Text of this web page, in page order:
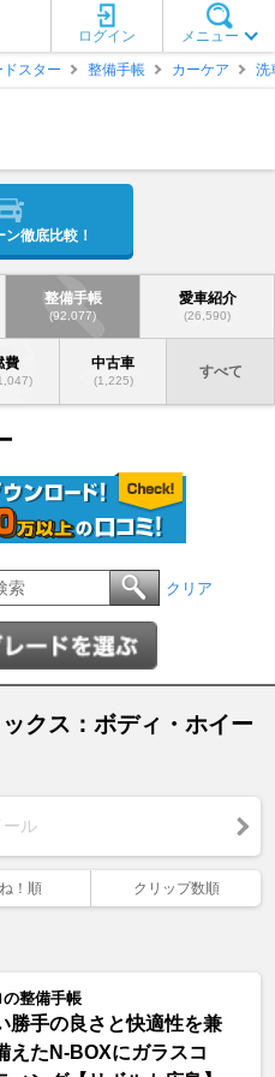
メニュー
ログイン
ドスター 整備手帳 カーケア 洗
徹底比較！
整備手帳
(92,077)
愛車紹介
(26,590)
費 中古車
(1,225)
すべて
クリア
クス：ボディ・ホイー
ール
！順 クリップ数順
の整備手帳
勝手の良さと快適性を兼
えたN-BOXにガラスコ